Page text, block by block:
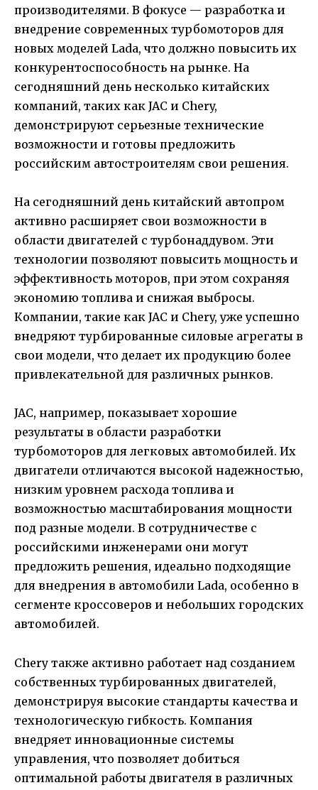
производителями. В фокусе — разработка и
внедрение современных турбомоторов для
новых моделей Lada, что должно повысить их
конкурентоспособность на рынке. На
сегодняшний день несколько китайских
компаний, таких как JAC и Chery,
демонстрируют серьезные технические
возможности и готовы предложить
российским автостроителям свои решения.
На сегодняшний день китайский автопром
активно расширяет свои возможности в
области двигателей с турбонаддувом. Эти
технологии позволяют повысить мощность и
эффективность моторов, при этом сохраняя
экономию топлива и снижая выбросы.
Компании, такие как JAC и Chery, уже успешно
внедряют турбированные силовые агрегаты в
свои модели, что делает их продукцию более
привлекательной для различных рынков.
JAC, например, показывает хорошие
результаты в области разработки
турбомоторов для легковых автомобилей. Их
двигатели отличаются высокой надежностью,
низким уровнем расхода топлива и
возможностью масштабирования мощности
под разные модели. В сотрудничестве с
российскими инженерами они могут
предложить решения, идеально подходящие
для внедрения в автомобили Lada, особенно в
сегменте кроссоверов и небольших городских
автомобилей.
Chery также активно работает над созданием
собственных турбированных двигателей,
демонстрируя высокие стандарты качества и
технологическую гибкость. Компания
внедряет инновационные системы
управления, что позволяет добиться
оптимальной работы двигателя в различных